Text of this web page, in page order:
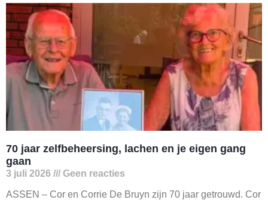
70 jaar zelfbeheersing, lachen en je eigen gang
gaan
3 juli 2026 Geen reacties
ASSEN – Cor en Corrie De Bruyn zijn 70 jaar getrouwd. Cor